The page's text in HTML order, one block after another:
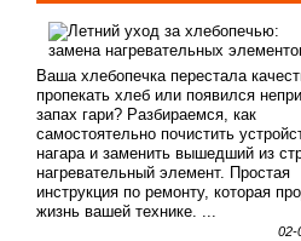
Ваша хлебопечка перестала
пропекать хлеб или появился
запах гари? Разбираемся, как
самостоятельно почистить
нагара и заменить вышедший из
нагревательный элемент. Простая
инструкция по ремонту, которая
жизнь вашей технике. ...
02-